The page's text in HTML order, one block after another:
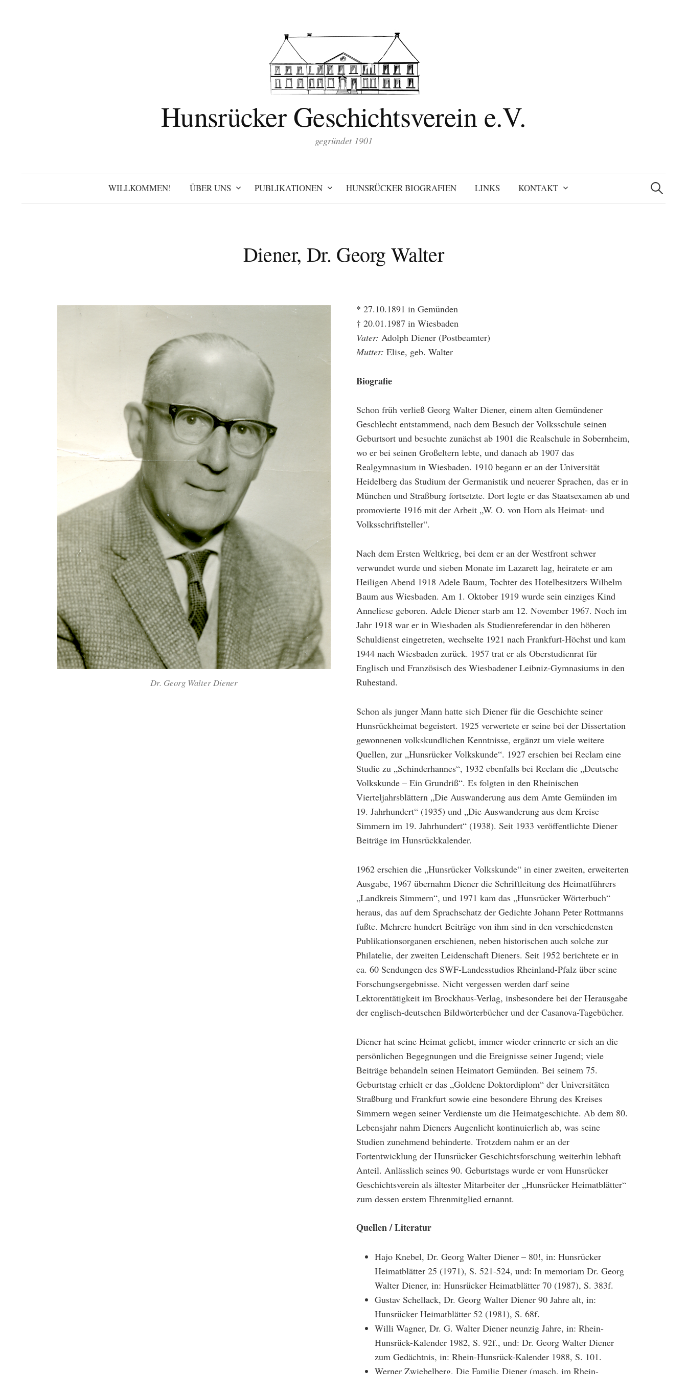
Hunsrücker Geschichtsverein e.V.
gegründet 1901
WILLKOMMEN! ÜBER UNS PUBLIKATIONEN HUNSRÜCKER BIOGRAFIEN LINKS KONTAKT
Suchen
nach:
Diener, Dr. Georg Walter
Dr. Georg Walter Diener
* 27.10.1891 in Gemünden
† 20.01.1987 in Wiesbaden
Vater: Adolph Diener (Postbeamter)
Mutter: Elise, geb. Walter
Biografie
Schon früh verließ Georg Walter Diener, einem alten Gemündener
Geschlecht entstammend, nach dem Besuch der Volksschule seinen
Geburtsort und besuchte zunächst ab 1901 die Realschule in Sobernheim,
wo er bei seinen Großeltern lebte, und danach ab 1907 das
Realgymnasium in Wiesbaden. 1910 begann er an der Universität
Heidelberg das Studium der Germanistik und neuerer Sprachen, das er in
München und Straßburg fortsetzte. Dort legte er das Staatsexamen ab und
promovierte 1916 mit der Arbeit „W. O. von Horn als Heimat- und
Volksschriftsteller“.
Nach dem Ersten Weltkrieg, bei dem er an der Westfront schwer
verwundet wurde und sieben Monate im Lazarett lag, heiratete er am
Heiligen Abend 1918 Adele Baum, Tochter des Hotelbesitzers Wilhelm
Baum aus Wiesbaden. Am 1. Oktober 1919 wurde sein einziges Kind
Anneliese geboren. Adele Diener starb am 12. November 1967. Noch im
Jahr 1918 war er in Wiesbaden als Studienreferendar in den höheren
Schuldienst eingetreten, wechselte 1921 nach Frankfurt-Höchst und kam
1944 nach Wiesbaden zurück. 1957 trat er als Oberstudienrat für
Englisch und Französisch des Wiesbadener Leibniz-Gymnasiums in den
Ruhestand.
Schon als junger Mann hatte sich Diener für die Geschichte seiner
Hunsrückheimat begeistert. 1925 verwertete er seine bei der Dissertation
gewonnenen volkskundlichen Kenntnisse, ergänzt um viele weitere
Quellen, zur „Hunsrücker Volkskunde“. 1927 erschien bei Reclam eine
Studie zu „Schinderhannes“, 1932 ebenfalls bei Reclam die „Deutsche
Volkskunde – Ein Grundriß“. Es folgten in den Rheinischen
Vierteljahrsblättern „Die Auswanderung aus dem Amte Gemünden im
19. Jahrhundert“ (1935) und „Die Auswanderung aus dem Kreise
Simmern im 19. Jahrhundert“ (1938). Seit 1933 veröffentlichte Diener
Beiträge im Hunsrückkalender.
1962 erschien die „Hunsrücker Volkskunde“ in einer zweiten, erweiterten
Ausgabe, 1967 übernahm Diener die Schriftleitung des Heimatführers
„Landkreis Simmern“, und 1971 kam das „Hunsrücker Wörterbuch“
heraus, das auf dem Sprachschatz der Gedichte Johann Peter Rottmanns
fußte. Mehrere hundert Beiträge von ihm sind in den verschiedensten
Publikationsorganen erschienen, neben historischen auch solche zur
Philatelie, der zweiten Leidenschaft Dieners. Seit 1952 berichtete er in
ca. 60 Sendungen des SWF-Landesstudios Rheinland-Pfalz über seine
Forschungsergebnisse. Nicht vergessen werden darf seine
Lektorentätigkeit im Brockhaus-Verlag, insbesondere bei der Herausgabe
der englisch-deutschen Bildwörterbücher und der Casanova-Tagebücher.
Diener hat seine Heimat geliebt, immer wieder erinnerte er sich an die
persönlichen Begegnungen und die Ereignisse seiner Jugend; viele
Beiträge behandeln seinen Heimatort Gemünden. Bei seinem 75.
Geburtstag erhielt er das „Goldene Doktordiplom“ der Universitäten
Straßburg und Frankfurt sowie eine besondere Ehrung des Kreises
Simmern wegen seiner Verdienste um die Heimatgeschichte. Ab dem 80.
Lebensjahr nahm Dieners Augenlicht kontinuierlich ab, was seine
Studien zunehmend behinderte. Trotzdem nahm er an der
Fortentwicklung der Hunsrücker Geschichtsforschung weiterhin lebhaft
Anteil. Anlässlich seines 90. Geburtstags wurde er vom Hunsrücker
Geschichtsverein als ältester Mitarbeiter der „Hunsrücker Heimatblätter“
zum dessen erstem Ehrenmitglied ernannt.
Quellen / Literatur
Hajo Knebel, Dr. Georg Walter Diener – 80!, in: Hunsrücker
Heimatblätter 25 (1971), S. 521-524, und: In memoriam Dr. Georg
Walter Diener, in: Hunsrücker Heimatblätter 70 (1987), S. 383f.
Gustav Schellack, Dr. Georg Walter Diener 90 Jahre alt, in:
Hunsrücker Heimatblätter 52 (1981), S. 68f.
Willi Wagner, Dr. G. Walter Diener neunzig Jahre, in: Rhein-
Hunsrück-Kalender 1982, S. 92f., und: Dr. Georg Walter Diener
zum Gedächtnis, in: Rhein-Hunsrück-Kalender 1988, S. 101.
Werner Zwiebelberg, Die Familie Diener (masch. im Rhein-